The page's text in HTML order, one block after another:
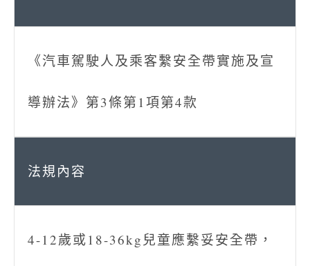
《汽車駕駛人及乘客繫安全帶實施及宣
導辦法》第3條第1項第4款
4-12歲或18-36kg兒童應繫妥安全帶，